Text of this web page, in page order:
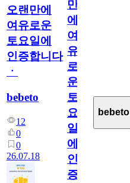
오랜만에
여유로운
토요일에
인증합니다
ㆍ
bebeto
12
0
0
26.07.18
만
에
여
유
로
운
토
요
일
에
인
증
bebeto